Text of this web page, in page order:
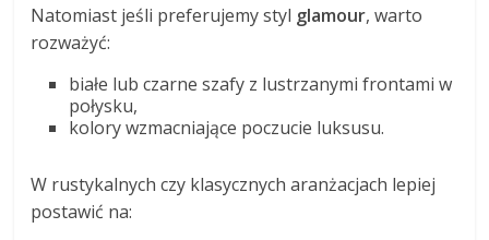
Natomiast jeśli preferujemy styl glamour, warto
rozważyć:
białe lub czarne szafy z lustrzanymi frontami w
połysku,
kolory wzmacniające poczucie luksusu.
W rustykalnych czy klasycznych aranżacjach lepiej
postawić na: